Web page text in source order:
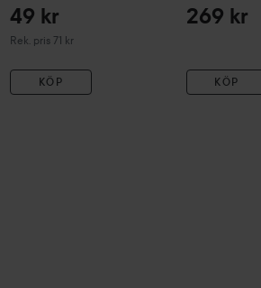
49 kr
Rek. pris 71 kr
Rekommenderat pris 71 kr
KÖP
269 kr
KÖP